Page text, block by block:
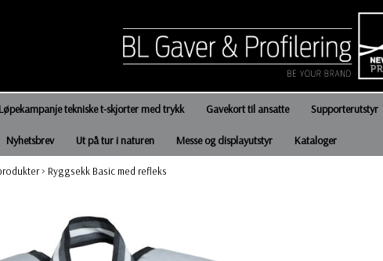
Løpekampanje tekniske t-skjorter med trykk Gavekort til ansatte Supporterutstyr
Nyhetsbrev Ut på tur i naturen Messe og displayutstyr Kataloger
> Ryggsekk Basic med refleks